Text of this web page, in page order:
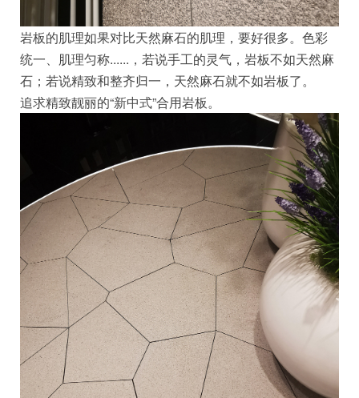
岩板的肌理如果对比天然麻石的肌理，要好很多。色彩
统一、肌理匀称......，若说手工的灵气，岩板不如天然麻
石；若说精致和整齐归一，天然麻石就不如岩板了。
追求精致靓丽的“新中式”合用岩板。